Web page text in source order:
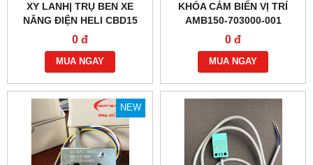
XY LANH| TRỤ BEN XE
NÂNG ĐIỆN HELI CBD15
0 đ
MUA NGAY
KHÓA CẢM BIẾN VỊ TRÍ
AMB150-703000-001
0 đ
MUA NGAY
NEW